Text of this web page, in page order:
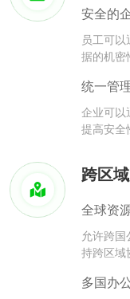
安全的
员工可
据的机密
统一管
企业可以
提高安全
跨区
全球资
允许跨
持跨区域
多国办